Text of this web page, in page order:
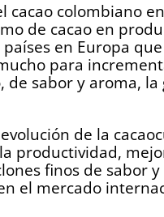
colombiano
de cacao en
en Europa
para
sabor y aroma,
de la
productividad,
finos de sabor
el mercado